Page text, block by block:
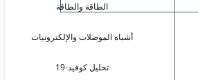
الطاقة والطاقة
أشباه الموصلات والإلكترونيات
تحليل كوفيد-19